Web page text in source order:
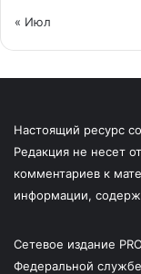
« Июл
Настоящий ресурс
Редакция не несет
комментариев к
информации,
Сетевое издание
Федеральной